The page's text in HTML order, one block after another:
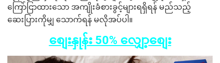
ကြော်ငြာထားသော အကျိုးခံစားခွင့်များရရှိရန် မည်သည့်
ဆေးပြားကိုမျှ သောက်ရန် မလိုအပ်ပါ။
စျေးနှုန်း 50% လျှော့စျေး